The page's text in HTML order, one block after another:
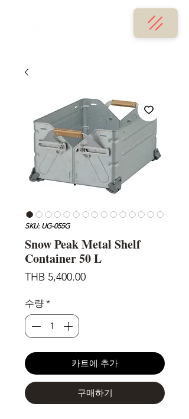
SKU: UG-055G
Snow Peak Metal Shelf
Container 50 L
THB 5,400.00가
수량 *
카트에 추가
구매하기